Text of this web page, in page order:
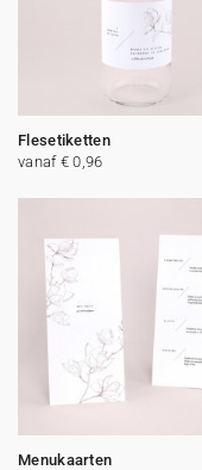
Flesetiketten
vanaf € 0,96
Menukaarten